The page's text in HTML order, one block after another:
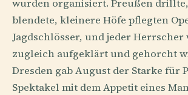
wurden organisiert. Preußen
blendete, kleinere Höfe pflegten
Jagdschlösser, und jeder Herrscher
zugleich aufgeklärt und gehorcht
Dresden gab August der Starke für
Spektakel mit dem Appetit eines